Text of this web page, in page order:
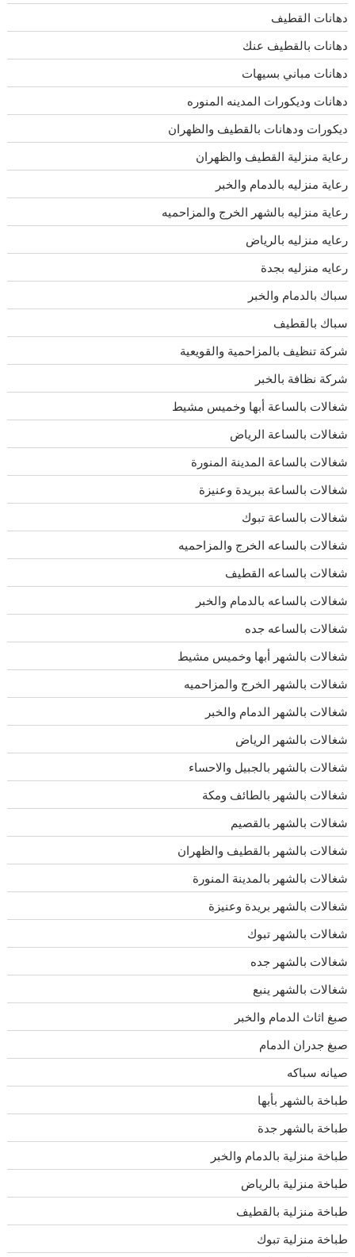
دهانات القطيف
دهانات بالقطيف عنك
دهانات مباني بسيهات
دهانات وديكورات المدينه المنوره
ديكورات ودهانات بالقطيف والظهران
رعاية منزلية القطيف والظهران
رعاية منزليه بالدمام والخبر
رعاية منزليه بالشهر الخرج والمزاحميه
رعايه منزليه بالرياض
رعايه منزليه بجدة
سباك بالدمام والخبر
سباك بالقطيف
شركة تنظيف بالمزاحمية والقويعية
شركة نظافة بالخبر
شغالات بالساعة أبها وخميس مشيط
شغالات بالساعة الرياض
شغالات بالساعة المدينة المنورة
شغالات بالساعة ببريدة وعنيزة
شغالات بالساعة تبوك
شغالات بالساعه الخرج والمزاحميه
شغالات بالساعه القطيف
شغالات بالساعه بالدمام والخبر
شغالات بالساعه جده
شغالات بالشهر أبها وخميس مشيط
شغالات بالشهر الخرج والمزاحميه
شغالات بالشهر الدمام والخبر
شغالات بالشهر الرياض
شغالات بالشهر بالجبيل والاحساء
شغالات بالشهر بالطائف ومكة
شغالات بالشهر بالقصيم
شغالات بالشهر بالقطيف والظهران
شغالات بالشهر بالمدينة المنورة
شغالات بالشهر بريدة وعنيزة
شغالات بالشهر تبوك
شغالات بالشهر جده
شغالات بالشهر ينبع
صبغ اثاث الدمام والخبر
صبغ جدران الدمام
صيانه سباكه
طباخة بالشهر بأبها
طباخة بالشهر جدة
طباخة منزلية بالدمام والخبر
طباخة منزلية بالرياض
طباخة منزلية بالقطيف
طباخة منزلية تبوك